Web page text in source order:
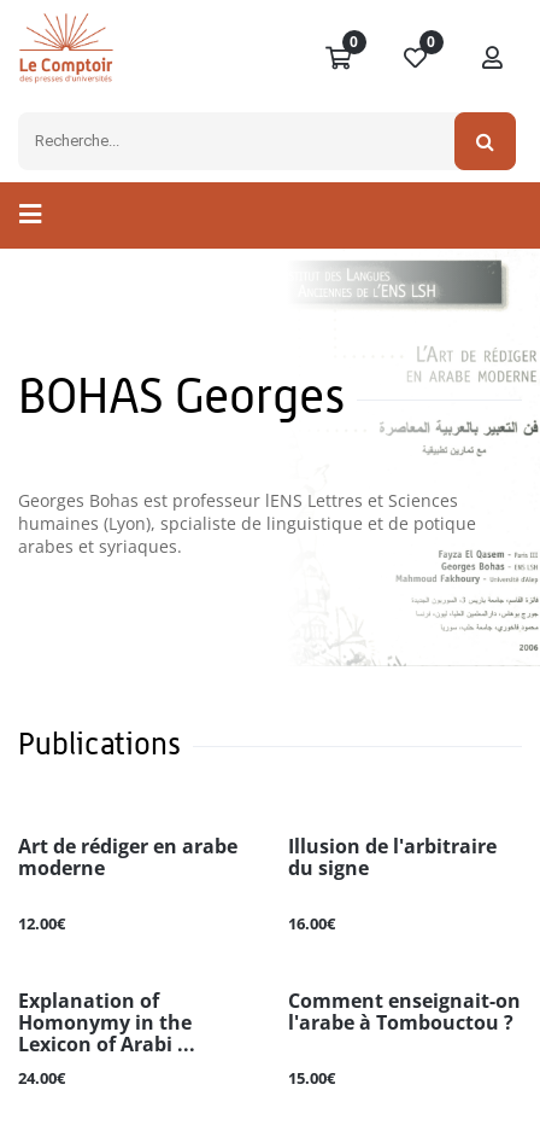
0 0
BOHAS Georges
Georges Bohas est professeur lENS Lettres et Sciences
humaines (Lyon), spcialiste de linguistique et de potique
arabes et syriaques.
Publications
Art de rédiger en arabe
moderne
12.00€
Illusion de l'arbitraire
du signe
16.00€
Explanation of
Homonymy in the
Lexicon of Arabi ...
24.00€
Comment enseignait-on
l'arabe à Tombouctou ?
15.00€